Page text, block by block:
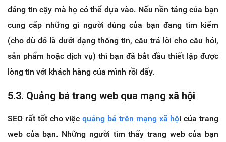
đáng tin cậy mà họ có thể dựa vào. Nếu nền tảng của bạn
cung cấp những gì người dùng của bạn đang tìm kiếm
(cho dù đó là dưới dạng thông tin, câu trả lời cho câu hỏi,
sản phẩm hoặc dịch vụ) thì bạn đã bắt đầu thiết lập được
lòng tin với khách hàng của mình rồi đấy.
5.3. Quảng bá trang web qua mạng xã hội
SEO rất tốt cho việcquảng bá trên mạng xã hội của trang
web của bạn. Những người tìm thấy trang web của bạn